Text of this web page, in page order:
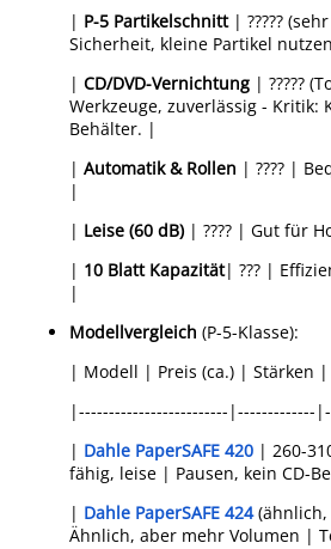
| P-5 Partikelschnitt| ?????
Sicherheit, kleine Partikel
| CD/DVD-Vernichtung | ?????
Werkzeuge, zuverlässig - Kritik:
Behälter. |
| Automatik & Rollen | ???? |
|
| Leise (60 dB) | ???? | Gut für
| 10 Blatt Kapazität| ??? |
|
Modellvergleich (P-5-Klasse):
| Modell | Preis (ca.) | Stärken |
|-------------------------|-------------
| Dahle PaperSAFE 420 | 260-
fähig, leise | Pausen, kein CD-
| Dahle PaperSAFE 424(ähnlich,
Ähnlich, aber mehr Volumen |